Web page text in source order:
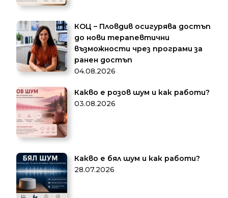
КОЦ – Пловдив осигурява достъп
до нови терапевтични
възможности чрез програми за
ранен достъп
04.08.2026
Какво е розов шум и как работи?
03.08.2026
Какво е бял шум и как работи?
28.07.2026